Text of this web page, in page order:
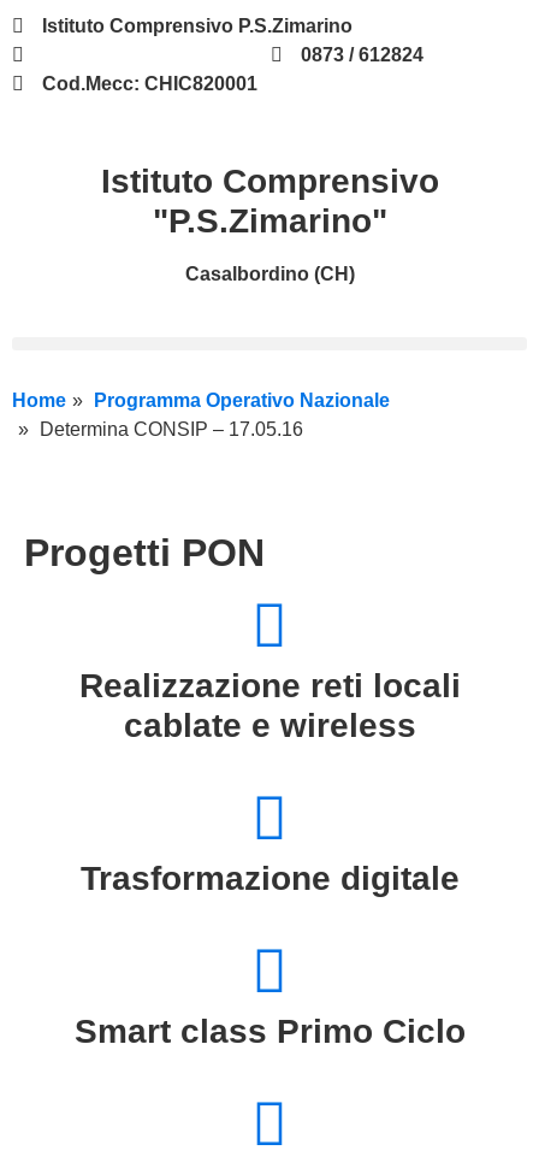
Istituto Comprensivo P.S.Zimarino
0873 / 612824
Cod.Mecc: CHIC820001
Istituto Comprensivo
"P.S.Zimarino"
Casalbordino (CH)
Home
Programma Operativo Nazionale
Determina CONSIP – 17.05.16
Progetti PON
Realizzazione reti locali
cablate e wireless
Trasformazione digitale
Smart class Primo Ciclo